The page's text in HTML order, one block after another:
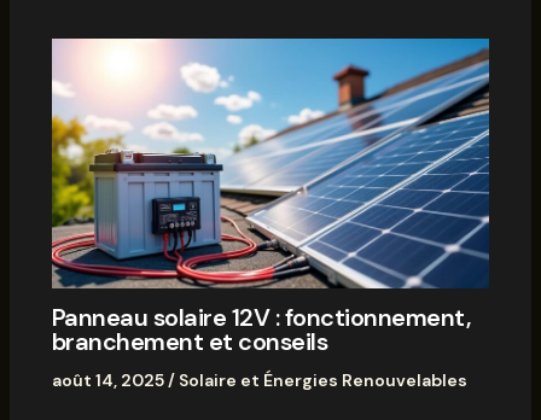
Panneau solaire 12V : fonctionnement,
branchement et conseils
août 14, 2025/ Solaire et Énergies Renouvelables